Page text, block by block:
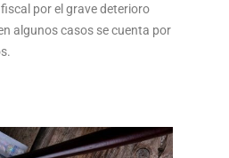
por el grave deterioro
algunos casos se cuenta por